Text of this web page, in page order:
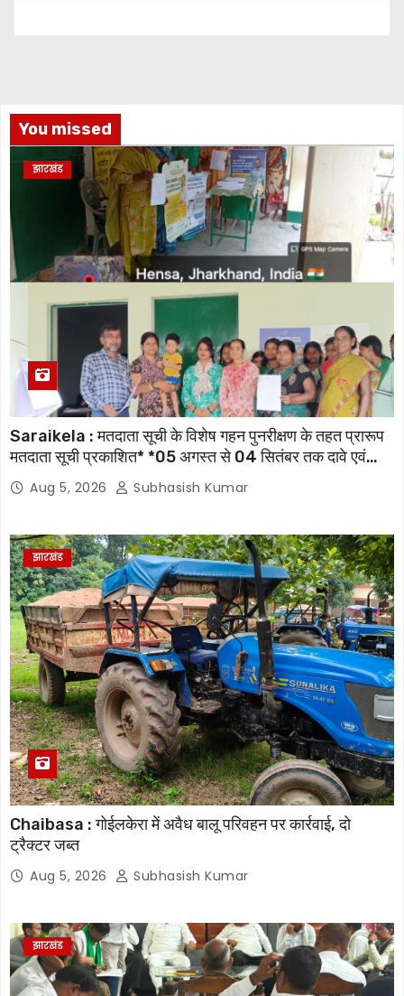
You missed
झारखंड
Saraikela : मतदाता सूची के विशेष गहन पुनरीक्षण के तहत प्रारूप
मतदाता सूची प्रकाशित* *05 अगस्त से 04 सितंबर तक दावे एवं
आपत्तियां होंगी स्वीकार, 07 अक्टूबर को जारी होगी अंतिम मतदाता सूची
Aug 5, 2026 Subhasish Kumar
झारखंड
Chaibasa : गोईलकेरा में अवैध बालू परिवहन पर कार्रवाई, दो
ट्रैक्टर जब्त
Aug 5, 2026 Subhasish Kumar
झारखंड